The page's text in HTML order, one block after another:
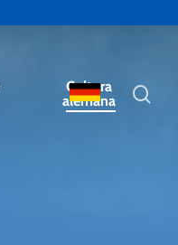
Cultura
alemana